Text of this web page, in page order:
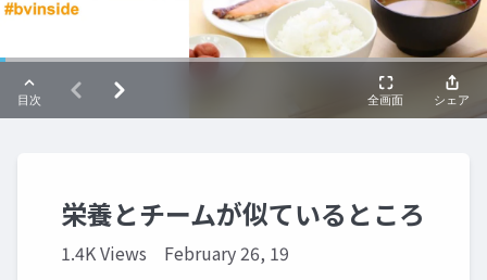
栄養とチームが似ているところ
1.4K Views February 26, 19